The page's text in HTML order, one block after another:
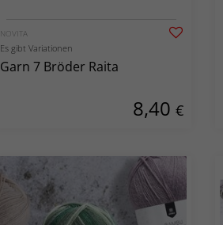
NOVITA
Es gibt Variationen
Garn 7 Bröder Raita
8,40 €